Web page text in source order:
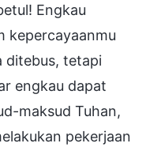
Engkau
kepercayaanmu
ditebus, tetapi
engkau dapat
maksud Tuhan,
pekerjaan